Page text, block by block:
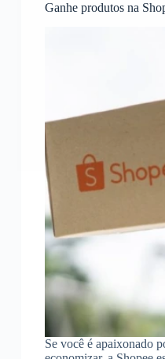
Ganhe produtos na
Se você é apaixonado